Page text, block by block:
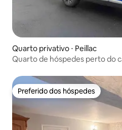
Quarto privativo ⋅ Peillac
Quarto de hóspedes perto do
Preferido dos hóspedes
Preferido dos hóspedes